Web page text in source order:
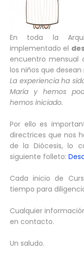
En toda la
implementado el
encuentro mensual
los niños que desean
La experiencia ha
María y hemos
hemos iniciado.
Por ello es
directrices que nos
de la Diócesis, lo
siguiente folleto:
Cada inicio de
tiempo para
Cualquier
en contacto.
Un saludo.